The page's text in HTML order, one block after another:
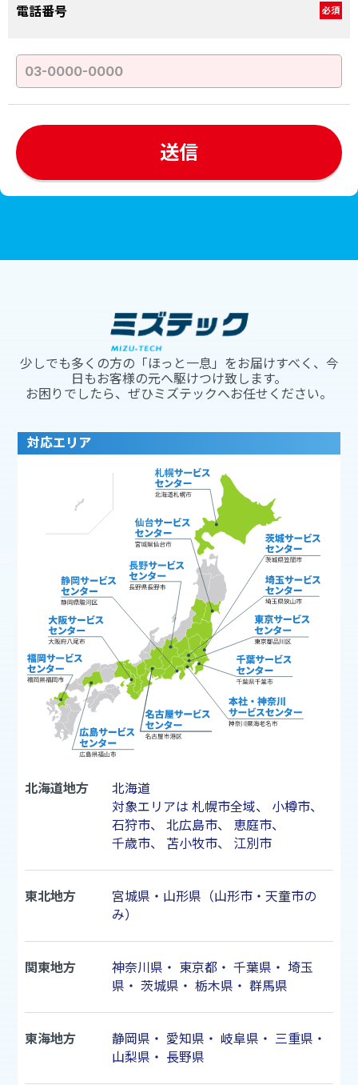
電話番号 必須
少しでも多くの方の「ほっと一息」をお届けすべく、今
日もお客様の元へ駆けつけ致します。
お困りでしたら、ぜひミズテックへお任せください。
対応エリア
北海道地方
北海道
対象エリアは 札幌市全域、 小樽市、
石狩市、 北広島市、 恵庭市、
千歳市、 苫小牧市、 江別市
東北地方
宮城県・山形県（山形市・天童市の
み）
関東地方 神奈川県 ・ 東京都・ 千葉県 ・ 埼玉
県 ・ 茨城県 ・ 栃木県 ・ 群馬県
東海地方 静岡県 ・ 愛知県 ・ 岐阜県 ・ 三重県 ・
山梨県 ・ 長野県